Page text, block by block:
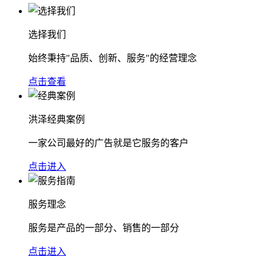
选择我们
始终秉持"品质、创新、服务"的经营理念
点击查看
洪泽经典案例
一家公司最好的广告就是它服务的客户
点击进入
服务理念
服务是产品的一部分、销售的一部分
点击进入